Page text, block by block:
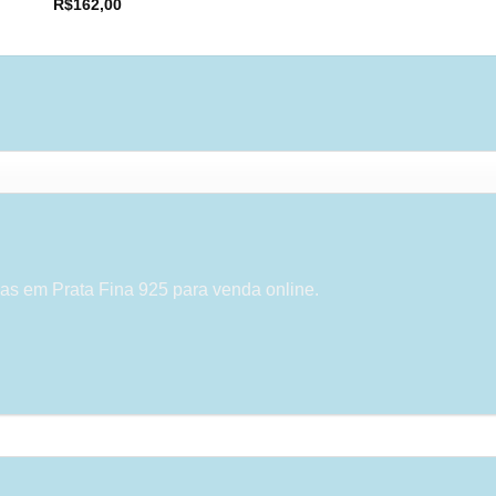
R$162,00
em Prata Fina 925 para venda online.